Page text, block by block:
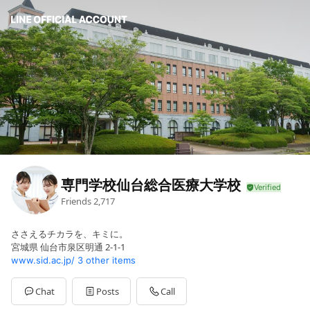
専門学校仙台総合医療大学校
Friends2,717
ささえるチカラを、キミに。
宮城県 仙台市泉区明通 2-1-1
www.sid.ac.jp/ 3 other items
Chat Posts Call